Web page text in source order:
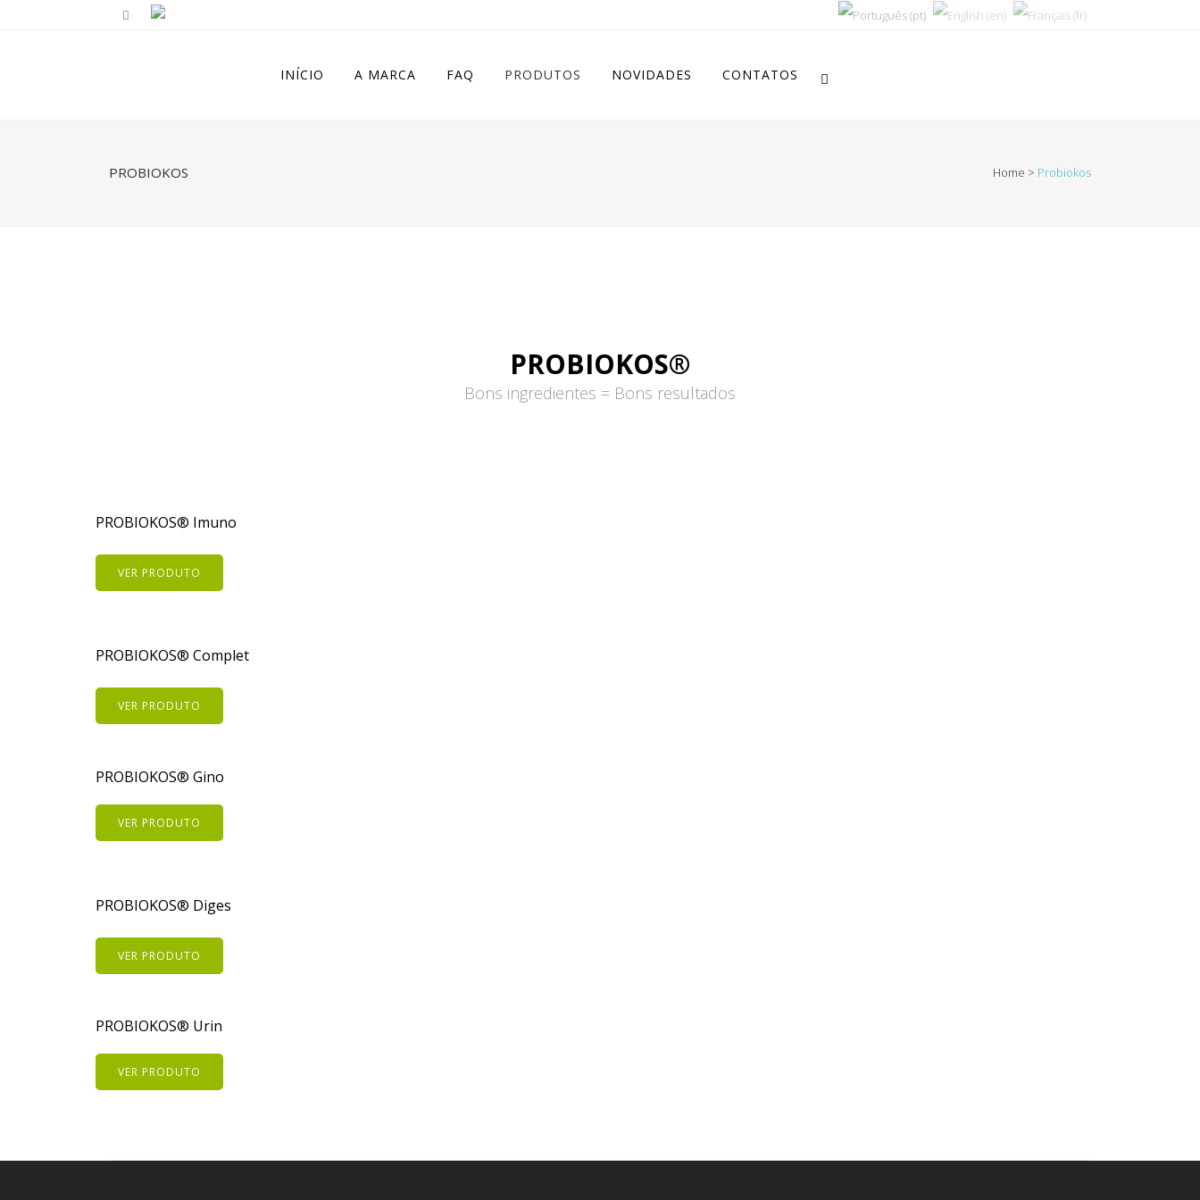
INÍCIO A MARCA FAQ PRODUTOS NOVIDADES CONTATOS
PROBIOKOS Home > Probiokos
PROBIOKOS®
Bons ingredientes = Bons resultados
PROBIOKOS® Imuno
VER PRODUTO
PROBIOKOS® Complet
VER PRODUTO
PROBIOKOS® Gino
VER PRODUTO
PROBIOKOS® Diges
VER PRODUTO
PROBIOKOS® Urin
VER PRODUTO